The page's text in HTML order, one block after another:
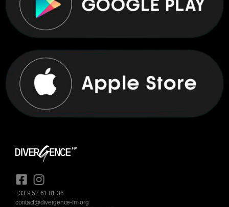
+33 9 52 61 81 36
contact@divergence-fm.org